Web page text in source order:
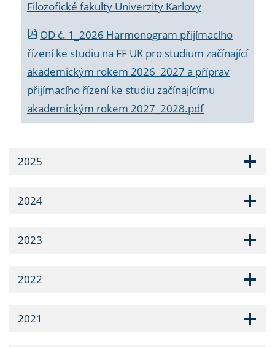
Filozofické fakulty Univerzity Karlovy
OD č. 1_2026 Harmonogram přijímacího
řízení ke studiu na FF UK pro studium začínající
akademickým rokem 2026_2027 a příprav
přijímacího řízení ke studiu začínajícímu
akademickým rokem 2027_2028.pdf
2025
2024
2023
2022
2021